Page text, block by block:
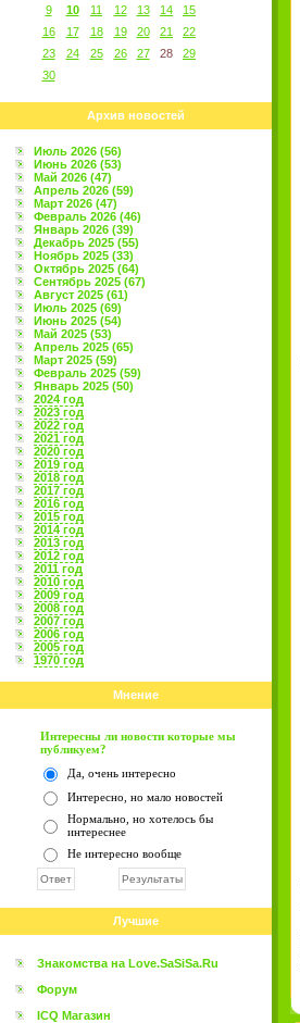
9
10 11 12 13 14
15
16
17 18 19 20 21
22
23
24 25 26 27 28
29
30
Архив новостей
Июль 2026 (56)
Июнь 2026 (53)
Май 2026 (47)
Апрель 2026 (59)
Март 2026 (47)
Февраль 2026 (46)
Январь 2026 (39)
Декабрь 2025 (55)
Ноябрь 2025 (33)
Октябрь 2025 (64)
Сентябрь 2025 (67)
Август 2025 (61)
Июль 2025 (69)
Июнь 2025 (54)
Май 2025 (53)
Апрель 2025 (65)
Март 2025 (59)
Февраль 2025 (59)
Январь 2025 (50)
2024 год
2023 год
2022 год
2021 год
2020 год
2019 год
2018 год
2017 год
2016 год
2015 год
2014 год
2013 год
2012 год
2011 год
2010 год
2009 год
2008 год
2007 год
2006 год
2005 год
1970 год
Мнение
Интересны ли новости которые мы
публикуем?
Да, очень интересно
Интересно, но мало новостей
Нормально, но хотелось бы
интереснее
Не интересно вообще
Лучшие
Знакомства на Love.SaSiSa.Ru
Форум
ICQ Магазин